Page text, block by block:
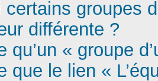
certains groupes
différente ?
qu’un « groupe
que le lien «